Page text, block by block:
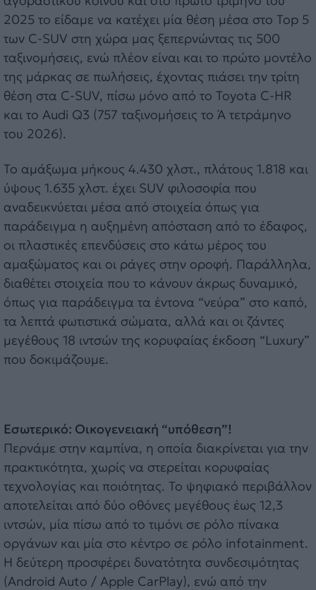
2025 το είδαμε να κατέχει μία θέση μέσα στο Top 5
των C-SUV στη χώρα μας ξεπερνώντας τις 500
ταξινομήσεις, ενώ πλέον είναι και το πρώτο μοντέλο
της μάρκας σε πωλήσεις, έχοντας πιάσει την τρίτη
θέση στα C-SUV, πίσω μόνο από το Toyota C-HR
και το Audi Q3 (757 ταξινομήσεις το Ά τετράμηνο
του 2026).
Το αμάξωμα μήκους 4.430 χλστ., πλάτους 1.818 και
ύψους 1.635 χλστ. έχει SUV φιλοσοφία που
αναδεικνύεται μέσα από στοιχεία όπως για
παράδειγμα η αυξημένη απόσταση από το έδαφος,
οι πλαστικές επενδύσεις στο κάτω μέρος του
αμαξώματος και οι ράγες στην οροφή. Παράλληλα,
διαθέτει στοιχεία που το κάνουν άκρως δυναμικό,
όπως για παράδειγμα τα έντονα “νεύρα” στο καπό,
τα λεπτά φωτιστικά σώματα, αλλά και οι ζάντες
μεγέθους 18 ιντσών της κορυφαίας έκδοση “Luxury”
που δοκιμάζουμε.
Εσωτερικό: Οικογενειακή “υπόθεση”!
Περνάμε στην καμπίνα, η οποία διακρίνεται για την
πρακτικότητα, χωρίς να στερείται κορυφαίας
τεχνολογίας και ποιότητας. Το ψηφιακό περιβάλλον
αποτελείται από δύο οθόνες μεγέθους έως 12,3
ιντσών, μία πίσω από το τιμόνι σε ρόλο πίνακα
οργάνων και μία στο κέντρο σε ρόλο infotainment.
Η δεύτερη προσφέρει δυνατότητα συνδεσιμότητας
(Android Auto / Apple CarPlay), ενώ από την